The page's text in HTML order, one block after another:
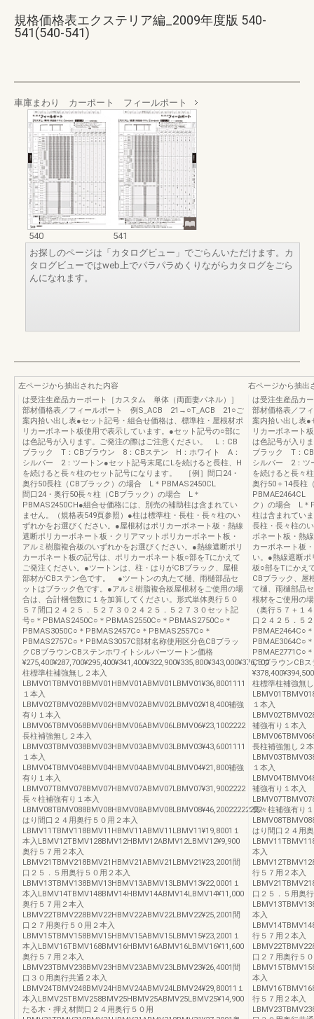
規格価格表エクステリア編_2009年度版 540-
541(540-541)
車庫まわり カーポート フィールポート
540
541
お探しのページは「カタログビュー」でごらんいただけます。カ
タログビューではweb上でパラパラめくりながらカタログをごら
んになれます。
左ページから抽出された内容
は受注生産品カーポート［カスタム 単体（両面妻パネル）］
部材価格表／フィールポート 例S_ACB 21→○T_ACB 21○ご
案内拾い出し表●セット記号・組合せ価格は、標準柱・屋根材ポ
リカーボネート板使用で表示しています。●セット記号の○部に
は色記号が入ります。ご発注の際はご注意ください。 L：CB
ブラック T：CBブラウン 8：CBステン H：ホワイト A：
シルバー 2：ツートン●セット記号末尾にLを続けると長柱、H
を続けると長々柱のセット記号になります。 ［例］間口24・
奥行50長柱（CBブラック）の場合 L＊PBMAS2450CL
間口24・奥行50長々柱（CBブラック）の場合 L＊
PBMAS2450CH●組合せ価格には、別売の補助柱は含まれてい
ません。（規格表549頁参照）●柱は標準柱・長柱・長々柱のい
ずれかをお選びください。●屋根材はポリカーボネート板・熱線
遮断ポリカーボネート板・クリアマットポリカーボネート板・
アルミ樹脂複合板のいずれかをお選びください。●熱線遮断ポリ
カーボネート板の記号は、ポリカーボネート板○部をTにかえて
ご発注ください。●ツートンは、柱・はりがCBブラック、屋根
部材がCBステン色です。 ●ツートンの丸たて樋、雨樋部品セ
ットはブラック色です。●アルミ樹脂複合板屋根材をご使用の場
合は、合計梱包数に１を加算してください。形式単体奥行５０
５７間口２４２５．５２７３０２４２５．５２７３０セット記
号○＊PBMAS2450C○＊PBMAS2550C○＊PBMAS2750C○＊
PBMAS3050C○＊PBMAS2457C○＊PBMAS2557C○＊
PBMAS2757C○＊PBMAS3057C部材名称使用区分色CBブラッ
クCBブラウンCBステンホワイトシルバーツートン価格
¥275,400¥287,700¥295,400¥341,400¥322,900¥335,800¥343,000¥376,100
柱標準柱補強無し２本入
LBMV01TBMV018BMV01HBMV01ABMV01LBMV01¥36,8001111
１本入
LBMV02TBMV028BMV02HBMV02ABMV02LBMV02¥18,400補強
有り１本入
LBMV06TBMV068BMV06HBMV06ABMV06LBMV06¥23,1002222
長柱補強無し２本入
LBMV03TBMV038BMV03HBMV03ABMV03LBMV03¥43,6001111
１本入
LBMV04TBMV048BMV04HBMV04ABMV04LBMV04¥21,800補強
有り１本入
LBMV07TBMV078BMV07HBMV07ABMV07LBMV07¥31,9002222
長々柱補強有り１本入
LBMV08TBMV088BMV08HBMV08ABMV08LBMV08¥46,20022222222
はり間口２４用奥行５０用２本入
LBMV11TBMV118BMV11HBMV11ABMV11LBMV11¥19,8001１
本入LBMV12TBMV128BMV12HBMV12ABMV12LBMV12¥9,900
奥行５７用２本入
LBMV21TBMV218BMV21HBMV21ABMV21LBMV21¥23,2001間
口２５．５用奥行５０用２本入
LBMV13TBMV138BMV13HBMV13ABMV13LBMV13¥22,0001１
本入LBMV14TBMV148BMV14HBMV14ABMV14LBMV14¥11,000
奥行５７用２本入
LBMV22TBMV228BMV22HBMV22ABMV22LBMV22¥25,2001間
口２７用奥行５０用２本入
LBMV15TBMV158BMV15HBMV15ABMV15LBMV15¥23,2001１
本入LBMV16TBMV168BMV16HBMV16ABMV16LBMV16¥11,600
奥行５７用２本入
LBMV23TBMV238BMV23HBMV23ABMV23LBMV23¥26,4001間
口３０用奥行共通２本入
LBMV24TBMV248BMV24HBMV24ABMV24LBMV24¥29,80011１
本入LBMV25TBMV258BMV25HBMV25ABMV25LBMV25¥14,900
たる木・押え材間口２４用奥行５０用
右ページから抽出
は受注生産品カ
部材価格表／
案内拾い出し表●
リカーボネート
は色記号が入り
ブラック T：
シルバー 2：ツ
を続けると長々
奥行50＋14長柱
ク）の場合 L＊
柱は含まれてい
長柱・長々柱の
ボネート板・熱
カーボネート板
い。●熱線遮断ポ
板○部をTにかえ
CBブラック、屋
て樋、雨樋部品
根材をご使用の
（奥行５７＋１
口２４２５．５
PBMAE2464C○
PBMAE3064C○
PBMAE2771C○
CBブラウンCB
柱標準柱補強無
１本入
補強有り１本入
長柱補強無し２
１本入
補強有り１本入
長々柱補強有り
はり間口２４用
本入
行５７用２本入
口２５．５用奥
本入
行５７用２本入
口２７用奥行５
本入
行５７用２本入